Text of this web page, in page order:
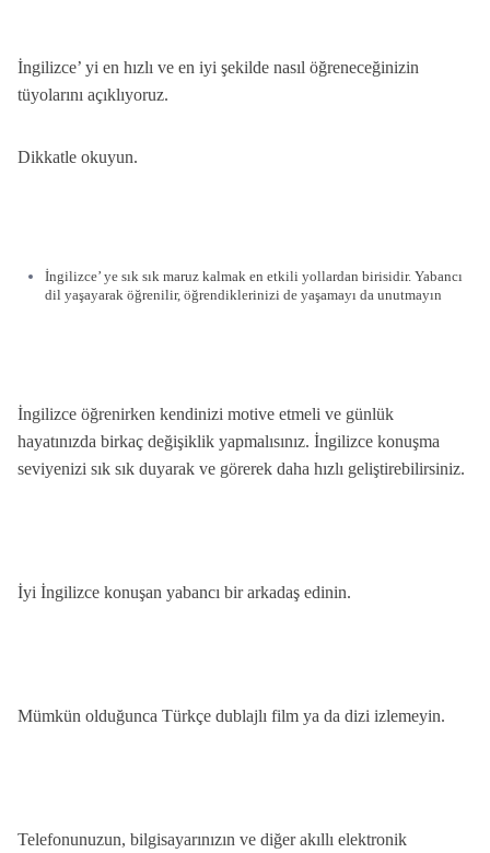
İngilizce’ yi en hızlı ve en iyi şekilde nasıl öğreneceğinizin
tüyolarını açıklıyoruz.
Dikkatle okuyun.
İngilizce’ ye sık sık maruz kalmak en etkili yollardan birisidir. Yabancı
dil yaşayarak öğrenilir, öğrendiklerinizi de yaşamayı da unutmayın
İngilizce öğrenirken kendinizi motive etmeli ve günlük
hayatınızda birkaç değişiklik yapmalısınız. İngilizce konuşma
seviyenizi sık sık duyarak ve görerek daha hızlı geliştirebilirsiniz.
İyi İngilizce konuşan yabancı bir arkadaş edinin.
Mümkün olduğunca Türkçe dublajlı film ya da dizi izlemeyin.
Telefonunuzun, bilgisayarınızın ve diğer akıllı elektronik